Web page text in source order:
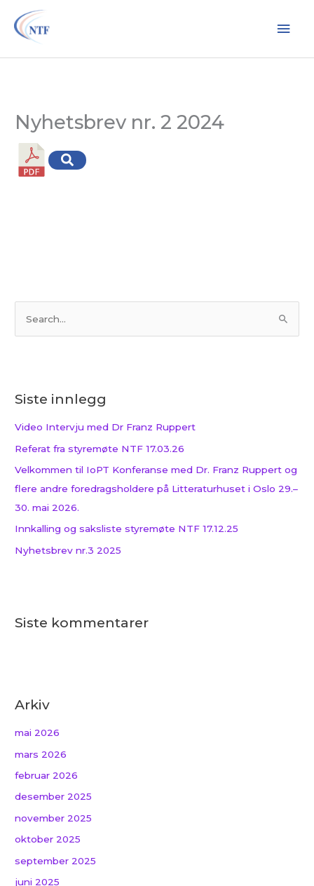
rett
innholdet
Nyhetsbrev nr. 2 2024
ø
t
r
:
Siste innlegg
Video Intervju med Dr Franz Ruppert
Referat fra styremøte NTF 17.03.26
Velkommen til IoPT Konferanse med Dr. Franz Ruppert og
flere andre foredragsholdere på Litteraturhuset i Oslo 29.–
30. mai 2026.
Innkalling og saksliste styremøte NTF 17.12.25
Nyhetsbrev nr.3 2025
Siste kommentarer
Arkiv
mai 2026
mars 2026
februar 2026
desember 2025
november 2025
oktober 2025
september 2025
juni 2025